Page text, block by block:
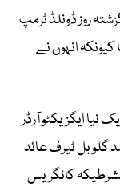
روز ڈونلڈ ٹرمپ
کیونکہ انہوں نے
نیا ایگزیکٹو آرڈر
کے تحت تمام ممالک پر 10 فیصد گلوبل ٹیرف عائد
گا، بشرطیکہ کانگریس